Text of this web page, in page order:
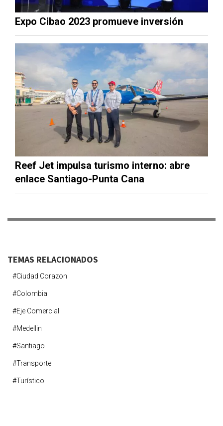
Expo Cibao 2023 promueve inversión
Reef Jet impulsa turismo interno: abre
enlace Santiago-Punta Cana
TEMAS RELACIONADOS
#ciudad Corazon
#Colombia
#eje Comercial
#medellin
#santiago
#transporte
#turístico